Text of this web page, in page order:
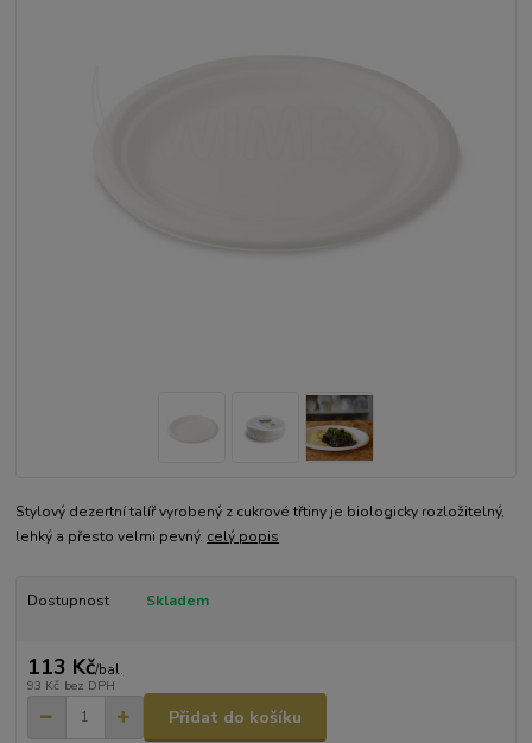
Stylový dezertní talíř vyrobený z cukrové třtiny je biologicky rozložitelný,
lehký a přesto velmi pevný. celý popis
Dostupnost Skladem
113 Kč/bal.
93 Kč bez DPH
Přidat do košíku